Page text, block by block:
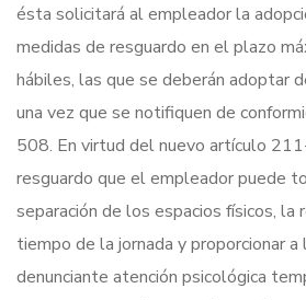
ésta solicitará al empleador la
medidas de resguardo en el plazo
hábiles, las que se deberán adoptar
una vez que se notifiquen de
508. En virtud del nuevo artículo
resguardo que el empleador puede
separación de los espacios físicos, la
tiempo de la jornada y proporcionar a
denunciante atención psicológica